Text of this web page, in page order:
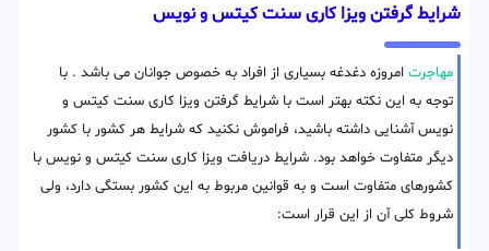
شرایط گرفتن ویزا کاری سنت کیتس و نویس
مهاجرت امروزه دغدغه بسیاری از افراد به خصوص جوانان می باشد . با
توجه به این نکته بهتر است با شرایط گرفتن ویزا کاری سنت کیتس و
نویس آشنایی داشته باشید، فراموش نکنید که شرایط هر کشور با کشور
دیگر متفاوت خواهد بود. شرایط دریافت ویزا کاری سنت کیتس و نویس با
کشورهای متفاوت است و به قوانین مربوط به این کشور بستگی دارد، ولی
شروط کلی آن از این قرار است: